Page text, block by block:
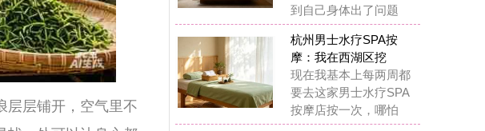
事，身边很多朋友也
杭州男士专属SPA按
摩：从都市繁忙里
之前听到说杭州男士水
疗SPA养生，总觉得花
里胡哨的，是不是有
解锁杭州男士养生SPA
按摩：奢享质感